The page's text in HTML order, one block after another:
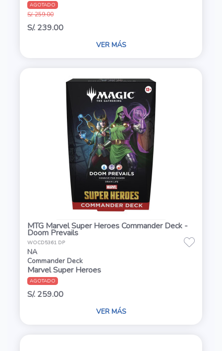
AGOTADO
S/. 259.00
S/. 239.00
VER MÁS
MTG Marvel Super Heroes Commander Deck -
Doom Prevails
WOCD5361 DP
NA
Commander Deck
Marvel Super Heroes
AGOTADO
S/. 259.00
VER MÁS